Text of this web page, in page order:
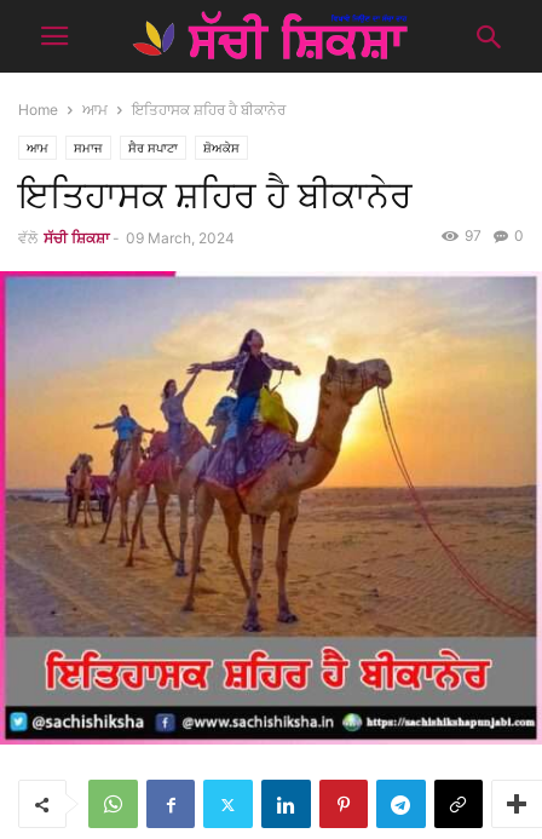
Home ਆਮ ਇਤਿਹਾਸਕ ਸ਼ਹਿਰ ਹੈ ਬੀਕਾਨੇਰ
ਆਮ ਸਮਾਜ ਸੈਰ ਸਪਾਟਾ ਸ਼ੋਅਕੇਸ
ਇਤਿਹਾਸਕ ਸ਼ਹਿਰ ਹੈ ਬੀਕਾਨੇਰ
ਵੱਲੋ ਸੱਚੀ ਸ਼ਿਕਸ਼ਾ - 09 March, 2024 0
97